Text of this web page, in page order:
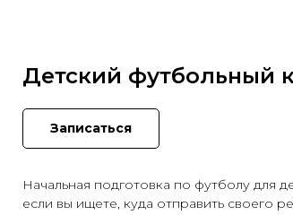
Детский футбольный
Записаться
Начальная подготовка по футболу для
если вы ищете, куда отправить своего